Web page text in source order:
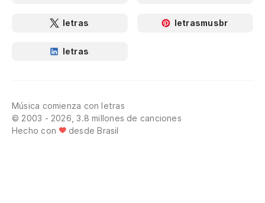
letras letrasmusbr
letras
Música comienza con letras
© 2003 - 2026, 3.8 millones de canciones
Hecho con
desde Brasil